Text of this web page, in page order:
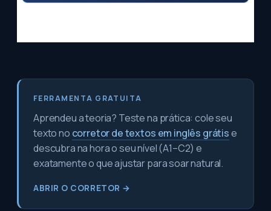
FERRAMENTA GRATUITA
Aprendeu a teoria? Teste na prática: cole seu
texto no corretor de textos em inglês grátise
descubra na hora o seu nível (A1–C2) e
exatamente o que ajustar para soar natural.
ABRIR O CORRETOR →